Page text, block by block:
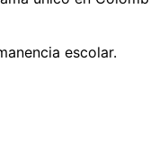
escolar.